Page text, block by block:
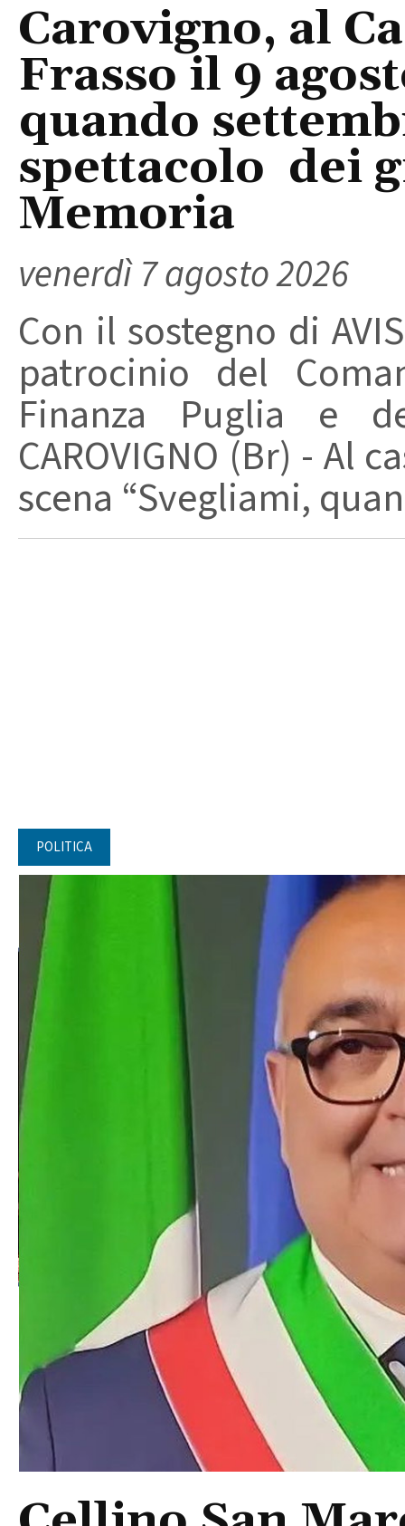
Carovigno, al
Frasso il 9
quando
spettacolo dei
Memoria
venerdì 7 agosto 2026
Con il sostegno di
patrocinio del
Finanza Puglia e
CAROVIGNO (Br) - Al
scena “Svegliami,
POLITICA